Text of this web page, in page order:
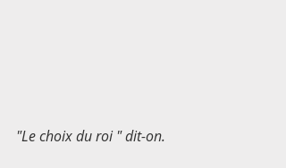
"Le choix du roi " dit-on.